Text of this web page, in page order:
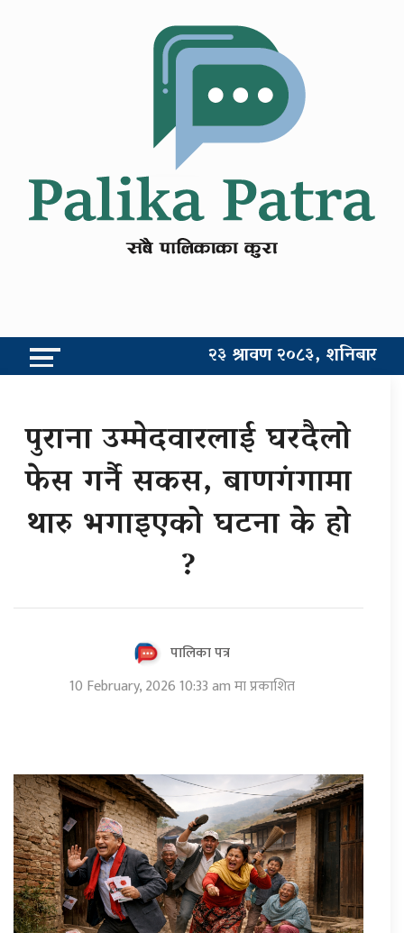
२३ श्रावण २०८३, शनिबार
पुराना उम्मेदवारलाई घरदैलो
फेस गर्नै सकस, बाणगंगामा
थारु भगाइएको घटना के हो
?
पालिका पत्र
10 February, 2026 10:33 am मा प्रकाशित